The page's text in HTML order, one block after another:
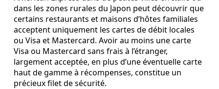
dans les zones rurales du Japon peut découvrir que
certains restaurants et maisons d’hôtes familiales
acceptent uniquement les cartes de débit locales
ou Visa et Mastercard. Avoir au moins une carte
Visa ou Mastercard sans frais à l’étranger,
largement acceptée, en plus d’une éventuelle carte
haut de gamme à récompenses, constitue un
précieux filet de sécurité.